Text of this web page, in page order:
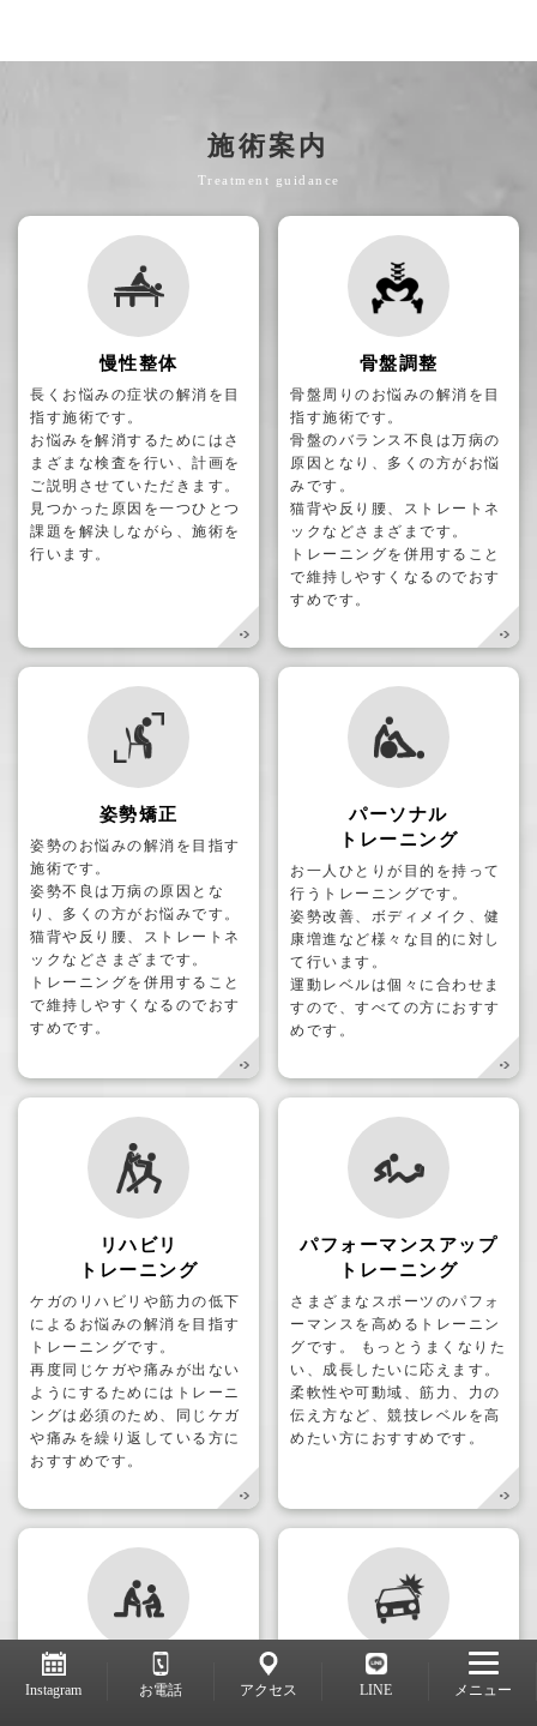
施術案内
Treatment guidance
慢性整体
長くお悩みの症状の解消を目
指す施術です。
お悩みを解消するためにはさ
まざまな検査を行い、計画を
ご説明させていただきます。
見つかった原因を一つひとつ
課題を解決しながら、施術を
行います。
骨盤調整
骨盤周りのお悩みの解消を目
指す施術です。
骨盤のバランス不良は万病の
原因となり、多くの方がお悩
みです。
猫背や反り腰、ストレートネ
ックなどさまざまです。
トレーニングを併用すること
で維持しやすくなるのでおす
すめです。
姿勢矯正
姿勢のお悩みの解消を目指す
施術です。
姿勢不良は万病の原因とな
り、多くの方がお悩みです。
猫背や反り腰、ストレートネ
ックなどさまざまです。
トレーニングを併用すること
で維持しやすくなるのでおす
すめです。
パーソナル
トレーニング
お一人ひとりが目的を持って
行うトレーニングです。
姿勢改善、ボディメイク、健
康増進など様々な目的に対し
て行います。
運動レベルは個々に合わせま
すので、すべての方におすす
めです。
リハビリ
トレーニング
ケガのリハビリや筋力の低下
によるお悩みの解消を目指す
トレーニングです。
再度同じケガや痛みが出ない
ようにするためにはトレーニ
ングは必須のため、同じケガ
や痛みを繰り返している方に
おすすめです。
パフォーマンスアップ
トレーニング
さまざまなスポーツのパフォ
ーマンスを高めるトレーニン
グです。 もっとうまくなりた
い、成長したいに応えます。
柔軟性や可動域、筋力、力の
伝え方など、競技レベルを高
めたい方におすすめです。
スポーツ整体
交通事故
施術
Instagram お電話 アクセス LINE メニュー